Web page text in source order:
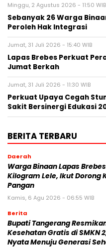
Minggu, 2 Agustus 2026 - 11:50 WIB
Sebanyak 26 Warga
Peroleh Hak Integrasi
Jumat, 31 Juli 2026 - 15:40 WIB
Lapas Brebes Perkuat
Jumat Berkah
Jumat, 31 Juli 2026 - 11:30 WIB
Perkuat Upaya Cegah
Sakit Bersinergi Edukasi
BERITA TERBARU
Daerah
Warga Binaan Lapas
Kilogram Lele, Ikut Dorong
Pangan
Kamis, 6 Agu 2026 - 06:55 WIB
Berita
‎Bupati Tangerang
Kesehatan Gratis di SMKN
Nyata Menuju Generasi